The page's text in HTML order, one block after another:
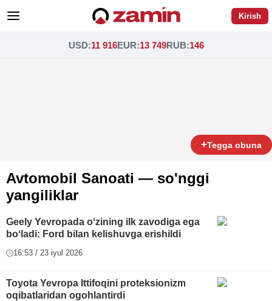
Kirish
USD:11 916EUR:13 749RUB:146
+Tegga obuna
Avtomobil Sanoati — so'nggi
yangiliklar
Geely Yevropada oʻzining ilk zavodiga ega
boʻladi: Ford bilan kelishuvga erishildi
16:53 / 23 iyul 2026
Toyota Yevropa Ittifoqini proteksionizm
oqibatlaridan ogohlantirdi